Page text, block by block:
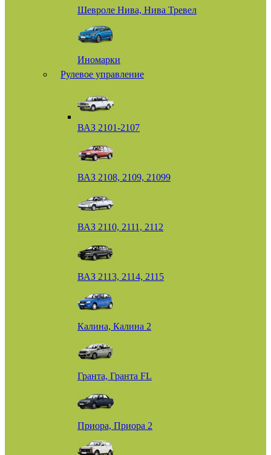
Шевроле Нива, Нива Тревел
Иномарки
Рулевое управление
ВАЗ 2101-2107
ВАЗ 2108, 2109, 21099
ВАЗ 2110, 2111, 2112
ВАЗ 2113, 2114, 2115
Калина, Калина 2
Гранта, Гранта FL
Приора, Приора 2